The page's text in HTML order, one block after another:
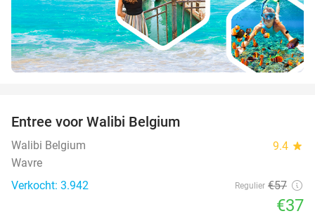
Entree voor Walibi Belgium
Walibi Belgium 9.4 star
Wavre
Verkocht: 3.942
Regulier €57
€37